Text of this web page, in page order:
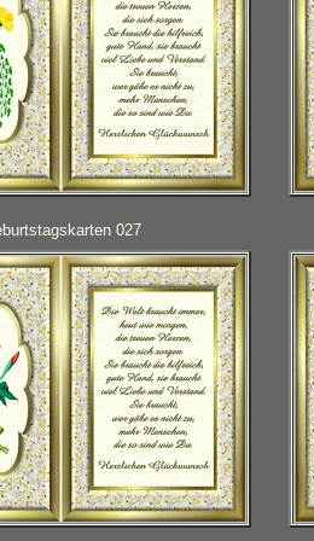
027